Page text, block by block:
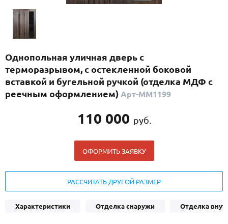
С реечным дизайном(29)
ПО НАЗНАЧЕНИЮ
ПО КОНСТРУКЦИИ
Популярные двери
ДОСТАВКА
Однопольная уличная дверь с
терморазрывом, с остекленной боковой
вставкой и бугельной ручкой (отделка МДФ с
реечным оформлением) Арт-ММ1199
110 000 руб.
ОФОРМИТЬ ЗАЯВКУ
РАССЧИТАТЬ ДРУГОЙ РАЗМЕР
Характеристики Отделка снаружи Отделка